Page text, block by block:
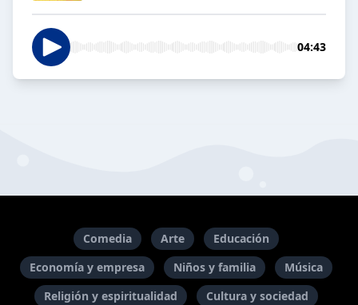
04:43
Comedia Arte
Educación
Economía y empresa
Niños y familia
Música
Religión y espiritualidad
Cultura y sociedad